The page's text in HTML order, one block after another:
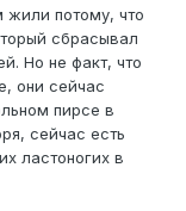
жили потому, что
сбрасывал
Но не факт, что
они сейчас
пирсе в
сейчас есть
ластоногих в